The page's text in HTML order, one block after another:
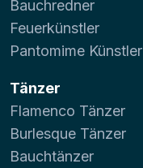
Bauchredner
Feuerkünstler
Pantomime Künstler
Tänzer
Flamenco Tänzer
Burlesque Tänzer
Bauchtänzer